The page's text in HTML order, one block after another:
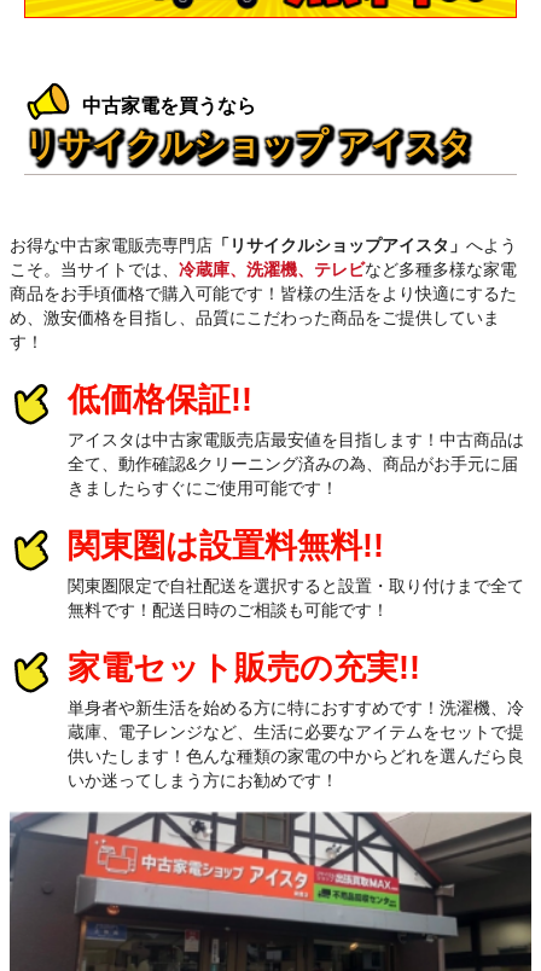
中古家電を買うなら
リサイクルショップ アイスタ
お得な中古家電販売専門店 「リサイクルショップアイスタ」 へよう
こそ。当サイトでは、 冷蔵庫、洗濯機、テレビなど多種多様な家電
商品をお手頃価格で購入可能です！皆様の生活をより快適にするた
め、激安価格を目指し、品質にこだわった商品をご提供していま
す！
低価格保証!!
アイスタは中古家電販売店最安値を目指します！中古商品は
全て、動作確認&クリーニング済みの為、商品がお手元に届
きましたらすぐにご使用可能です！
関東圏は設置料無料!!
関東圏限定で自社配送を選択すると設置・取り付けまで全て
無料です！配送日時のご相談も可能です！
家電セット販売の充実!!
単身者や新生活を始める方に特におすすめです！洗濯機、冷
蔵庫、電子レンジなど、生活に必要なアイテムをセットで提
供いたします！色んな種類の家電の中からどれを選んだら良
いか迷ってしまう方にお勧めです！